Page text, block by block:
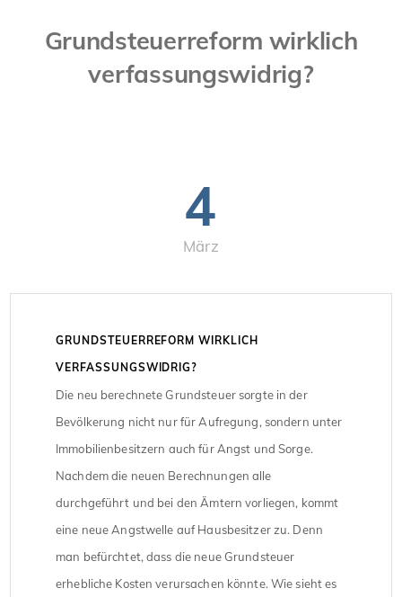
Grundsteuerreform wirklich
verfassungswidrig?
4
März
GRUNDSTEUERREFORM WIRKLICH
VERFASSUNGSWIDRIG?
Die neu berechnete Grundsteuer sorgte in der
Bevölkerung nicht nur für Aufregung, sondern unter
Immobilienbesitzern auch für Angst und Sorge.
Nachdem die neuen Berechnungen alle
durchgeführt und bei den Ämtern vorliegen, kommt
eine neue Angstwelle auf Hausbesitzer zu. Denn
man befürchtet, dass die neue Grundsteuer
erhebliche Kosten verursachen könnte. Wie sieht es